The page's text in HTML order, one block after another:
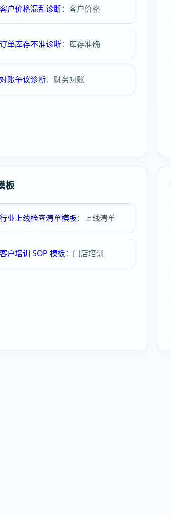
客户价格混乱诊断：客户价格
订单库存不准诊断：库存准确
对账争议诊断：财务对账
板
行业上线检查清单模板：上线清单
客户培训 SOP 模板：门店培训